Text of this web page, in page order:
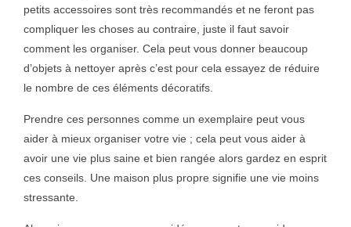
petits accessoires sont très recommandés et ne feront pas
compliquer les choses au contraire, juste il faut savoir
comment les organiser. Cela peut vous donner beaucoup
d’objets à nettoyer après c’est pour cela essayez de réduire
le nombre de ces éléments décoratifs.
Prendre ces personnes comme un exemplaire peut vous
aider à mieux organiser votre vie ; cela peut vous aider à
avoir une vie plus saine et bien rangée alors gardez en esprit
ces conseils. Une maison plus propre signifie une vie moins
stressante.